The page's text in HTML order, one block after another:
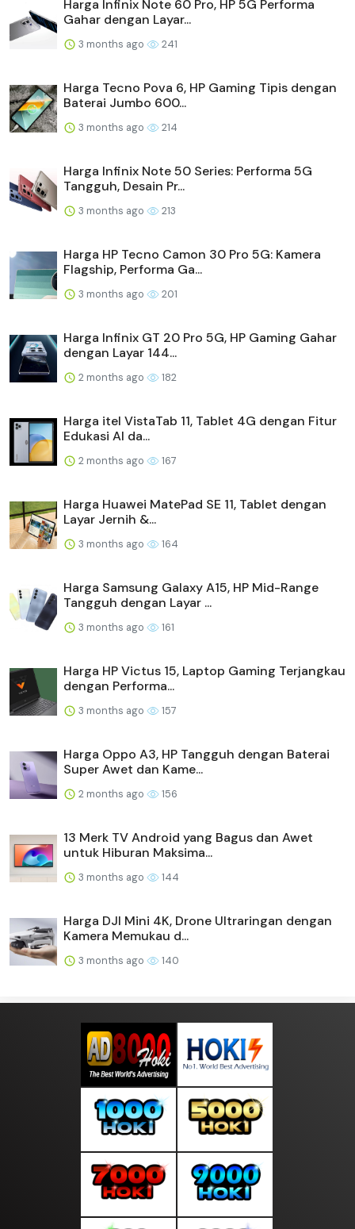
Harga Infinix Note 60 Pro, HP 5G Performa
Gahar dengan Layar...
3 months ago 241
Harga Tecno Pova 6, HP Gaming Tipis dengan
Baterai Jumbo 600...
3 months ago 214
Harga Infinix Note 50 Series: Performa 5G
Tangguh, Desain Pr...
3 months ago 213
Harga HP Tecno Camon 30 Pro 5G: Kamera
Flagship, Performa Ga...
3 months ago 201
Harga Infinix GT 20 Pro 5G, HP Gaming Gahar
dengan Layar 144...
2 months ago 182
Harga itel VistaTab 11, Tablet 4G dengan Fitur
Edukasi AI da...
2 months ago 167
Harga Huawei MatePad SE 11, Tablet dengan
Layar Jernih &...
3 months ago 164
Harga Samsung Galaxy A15, HP Mid-Range
Tangguh dengan Layar ...
3 months ago 161
Harga HP Victus 15, Laptop Gaming Terjangkau
dengan Performa...
3 months ago 157
Harga Oppo A3, HP Tangguh dengan Baterai
Super Awet dan Kame...
2 months ago 156
13 Merk TV Android yang Bagus dan Awet
untuk Hiburan Maksima...
3 months ago 144
Harga DJI Mini 4K, Drone Ultraringan dengan
Kamera Memukau d...
3 months ago 140